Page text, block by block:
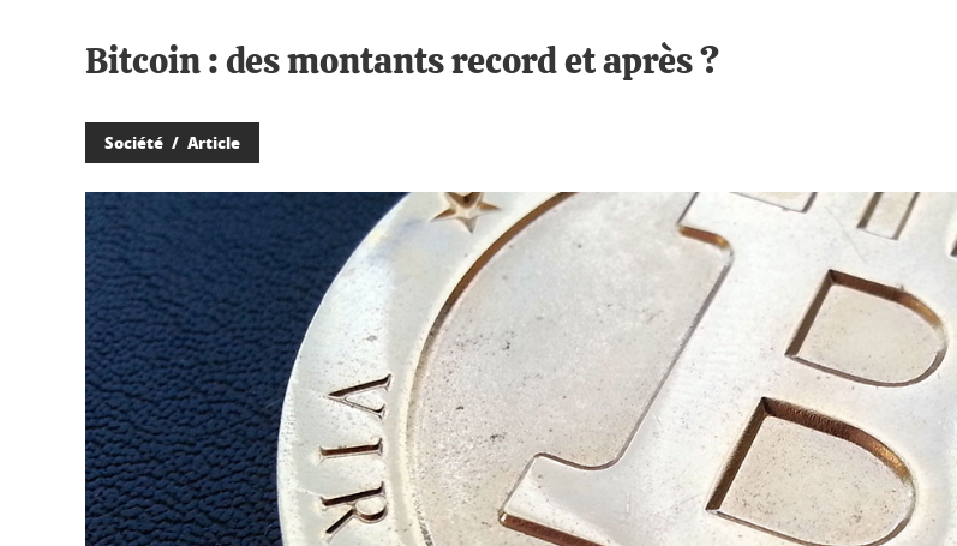
Bitcoin : des montants record et après ?
Société Article